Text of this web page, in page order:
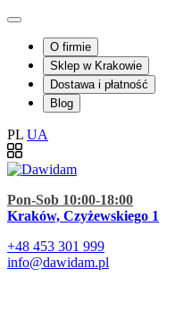
O firmie
Sklep w Krakowie
Dostawa i płatność
Blog
PL UA
Pon-Sob 10:00-18:00
Kraków, Czyżewskiego 1
+48 453 301 999
info@dawidam.pl